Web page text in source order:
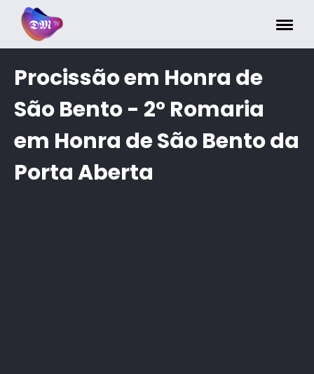
Procissão em Honra de
São Bento - 2° Romaria
em Honra de São Bento da
Porta Aberta
Painel de Gerenciamento de Cookies